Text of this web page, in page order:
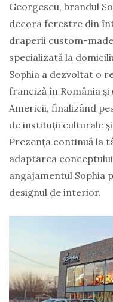
Georgescu, brandul
decora ferestre din
draperii custom-
specializată la
Sophia a dezvoltat o
franciză în România
Americii, finalizând
de instituții culturale
Prezența continuă la
adaptarea
angajamentul Sophia
designul de interior.